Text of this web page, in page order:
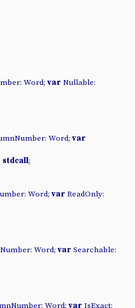
Word; var Nullable:
Word; var
stdcall;
Word; var ReadOnly:
Word; var Searchable:
Word; var IsExact: